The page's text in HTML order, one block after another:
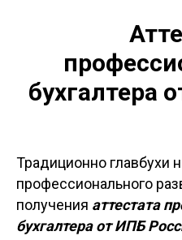
бухгалтера
Традиционно главбухи
профессионального
получения аттестата
бухгалтера от ИПБ